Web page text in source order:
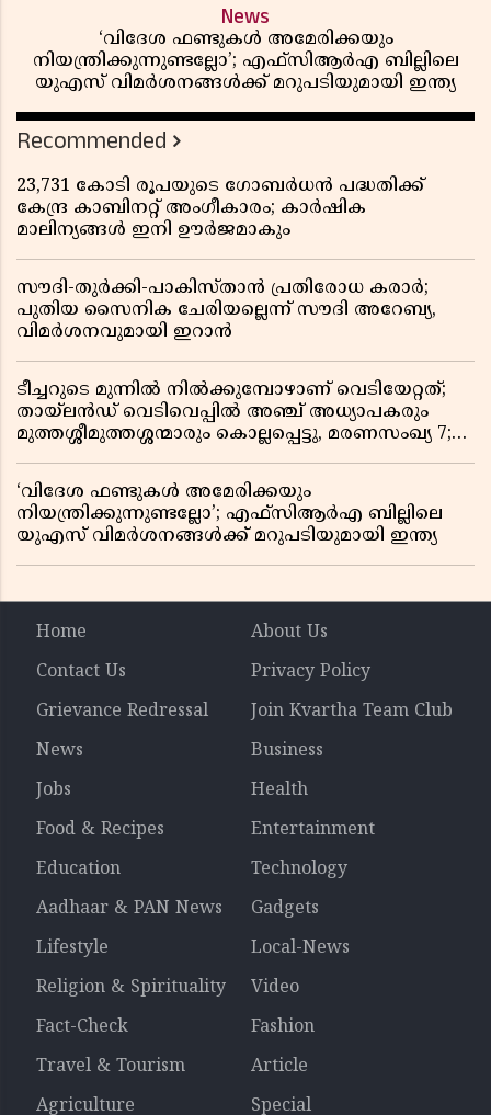
News
‘വിദേശ ഫണ്ടുകൾ അമേരിക്കയും
നിയന്ത്രിക്കുന്നുണ്ടല്ലോ’; എഫ്സിആർഎ ബില്ലിലെ
യുഎസ് വിമർശനങ്ങൾക്ക് മറുപടിയുമായി ഇന്ത്യ
Recommended
23,731 കോടി രൂപയുടെ ഗോബർധൻ പദ്ധതിക്ക്
കേന്ദ്ര കാബിനറ്റ് അംഗീകാരം; കാർഷിക
മാലിന്യങ്ങൾ ഇനി ഊർജമാകും
സൗദി-തുർക്കി-പാകിസ്താൻ പ്രതിരോധ കരാർ;
പുതിയ സൈനിക ചേരിയല്ലെന്ന് സൗദി അറേബ്യ,
വിമർശനവുമായി ഇറാൻ
ടീച്ചറുടെ മുന്നിൽ നിൽക്കുമ്പോഴാണ് വെടിയേറ്റത്;
തായ്‌ലൻഡ് വെടിവെപ്പിൽ അഞ്ച് അധ്യാപകരും
മുത്തശ്ശീമുത്തശ്ശന്മാരും കൊല്ലപ്പെട്ടു, മരണസംഖ്യ 7;
‘വിദേശ ഫണ്ടുകൾ അമേരിക്കയും
നിയന്ത്രിക്കുന്നുണ്ടല്ലോ’; എഫ്സിആർഎ ബില്ലിലെ
യുഎസ് വിമർശനങ്ങൾക്ക് മറുപടിയുമായി ഇന്ത്യ
Home
About Us
Contact Us
Privacy Policy
Grievance Redressal
Join Kvartha Team Club
News
Business
Jobs
Health
Food & Recipes
Entertainment
Education
Technology
Aadhaar & PAN News
Gadgets
Lifestyle
Local-News
Religion & Spirituality
Video
Fact-Check
Fashion
Travel & Tourism
Article
Agriculture
Special